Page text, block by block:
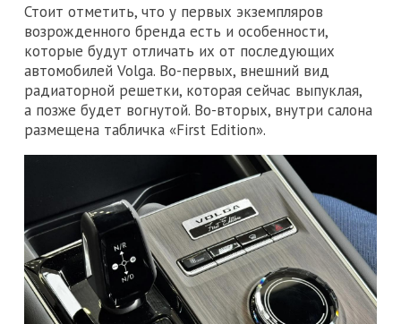
Стоит отметить, что у первых экземпляров
возрожденного бренда есть и особенности,
которые будут отличать их от последующих
автомобилей Volga. Во-первых, внешний вид
радиаторной решетки, которая сейчас выпуклая,
а позже будет вогнутой. Во-вторых, внутри салона
размещена табличка «First Edition».